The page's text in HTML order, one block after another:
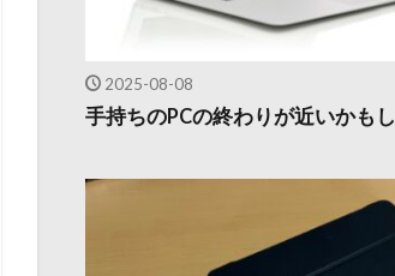
2025-08-08
手持ちのPCの終わりが近いかも